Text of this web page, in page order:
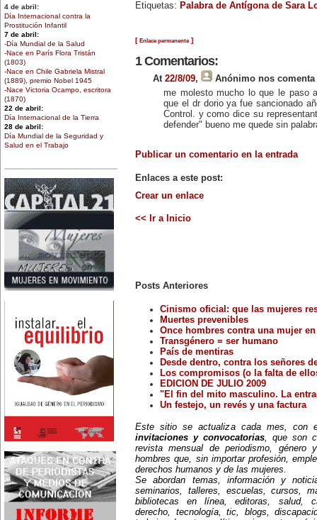
4 de abril:
Día Internacional contra la
Prostitución Infantil
7 de abril:
-Día Mundial de la Salud
-Nace en París Flora Tristán
(1803)
-Nace en Chile Gabriela Mistral
(1889), premio Nobel 1945
-Nace Victoria Ocampo, escritora
(1870)
22 de abril:
Día Internacional de la Tierra
28 de abril:
Día Mundial de la Seguridad y
Salud en el Trabajo
EFEMÉRIDES DE MARZO
1 de marzo:
Nace en Santiago, Chile, la
escritora Mercedes Valenzuela
Alvarez (1924-1993), más
conocida como Mercedes
Valdivieso. En 1961 publica 'La
Brecha', considerada como la
primera novela feminista de
Latinoamérica.
4 de marzo:
En México muere Adelina
Zendejas (1909-1993), periodista,
derechos de las mujeres.
5 de marzo:
En Dijon fallece Gabrielle Suchon
(1703), notable filósofa francesa,
autora del Tratado de la moral y
de la política (1693), la primera
obra explícitamente filosófica
escrita por una mujer en el
8 de marzo:
nace Juana Fernández Morales
(1895-1980), poeta conocida
Ibarbourou, o 'Juana de América'.
Se la considera una de las figuras
clave de la poesía
hispanoamericana
contemporánea.
14 de marzo:
Nace, en la Ciudad de México,
Etiquetas: Palabra de Antígona de Sara
[ Enlace permanente]
1 Comentarios:
At 22/8/09, Anónimo nos comenta
me molesto mucho lo que le paso
que el dr dorio ya fue sancionado
Control. y como dice su
defender" bueno me quede sin
Publicar un comentario en la entrada
Enlaces a este post:
Crear un enlace
<< Ir a Inicio
Posts Anteriores
Cinismo oficial: que las mujeres
Muertes prevenibles
Once hombres contra una mujer
Transgénero = ser humano
País de mentiras
Desde dentro, contra los señores
Los compromisos (o la falta de
EDICION DE JULIO 2009
"El fin del mito masculino. La
Un festejo, un revés y una factura
Este sitio se actualiza cada mes, con
invitaciones y convocatorias, que son
revista mensual de periodismo, género
hombres que, sin importar profesión,
derechos humanos y de las mujeres.
Se abordan temas, información y
seminarios, talleres, escuelas, cursos,
bibliotecas en línea, editoras, salud,
derecho, tecnología, tic, blogs,